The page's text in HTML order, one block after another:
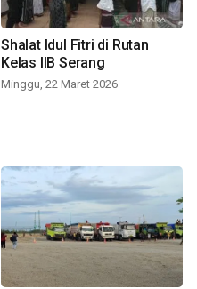
Shalat Idul Fitri di Rutan
Kelas IIB Serang
Minggu, 22 Maret 2026